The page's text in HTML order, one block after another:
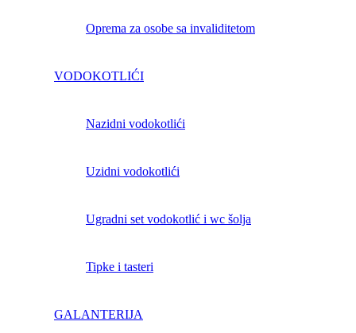
Oprema za osobe sa invaliditetom
VODOKOTLIĆI
Nazidni vodokotlići
Uzidni vodokotlići
Ugradni set vodokotlić i wc šolja
Tipke i tasteri
GALANTERIJA